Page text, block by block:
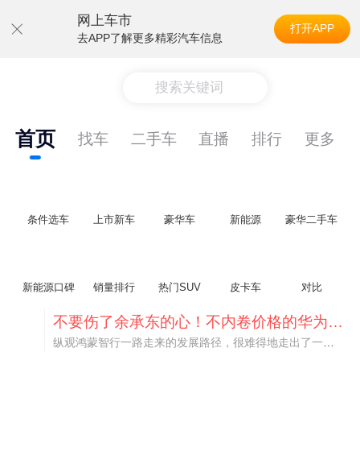
网上车市
去APP了解更多精彩汽车信息
打开APP
搜索关键词
首页 找车 二手车 直播 排行 更多
条件选车 上市新车 豪华车 新能源 豪华二手车
新能源口碑 销量排行 热门SUV 皮卡车 对比
不要伤了余承东的心！不内卷价格的华为，弥足珍贵！